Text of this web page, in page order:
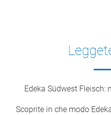
Edeka Südwest Fleisch:
Scoprite in che modo